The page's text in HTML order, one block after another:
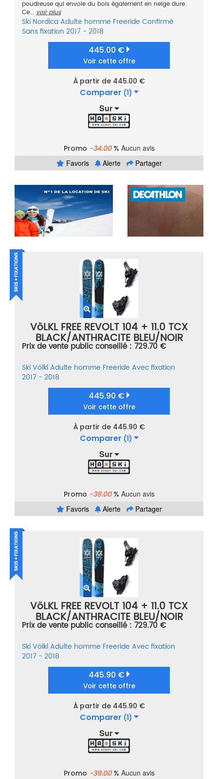
poudreuse qui envoie du bois également en neige dure.
Ce... voir plus
Ski NordicaAdulte homme Freeride Confirmé
Sans fixation 2017 - 2018
445.00 €
Voir cette offre
À partir de 445.00 €
Comparer (1)
Sur
Promo -34.00% Aucun avis
Favoris
Alerte Partager
VöLKL FREE REVOLT 104 + 11.0 TCX
BLACK/ANTHRACITE BLEU/NOIR
TAILLE 188
Prix de vente public conseillé : 729.70 €
SkiVölklAdulte homme Freeride Avec fixation
2017 - 2018
445.90 €
Voir cette offre
À partir de 445.90 €
Comparer (1)
Sur
Promo -39.00% Aucun avis
Favoris
Alerte Partager
VöLKL FREE REVOLT 104 + 11.0 TCX
BLACK/ANTHRACITE BLEU/NOIR
TAILLE 180
Prix de vente public conseillé : 729.70 €
SkiVölklAdulte homme Freeride Avec fixation
2017 - 2018
445.90 €
Voir cette offre
À partir de 445.90 €
Comparer (1)
Sur
Promo -39.00% Aucun avis